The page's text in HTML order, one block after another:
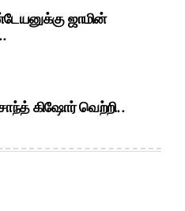
ராகுல் காந்தியின் 48-வது
பிறந்தநாள் : தொண்டர்கள்